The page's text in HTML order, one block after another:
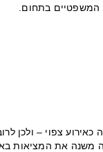
המשפטיים בתחום.
צפוי – ולכן
את המציאות